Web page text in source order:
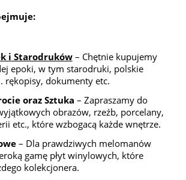
i Starodruków– Chętnie kupujemy
epoki, w tym starodruki, polskie
rękopisy, dokumenty etc.
oraz Sztuka – Zapraszamy do
obrazów, rzeźb, porcelany,
etc., które wzbogacą każde wnętrze.
– Dla prawdziwych melomanów
gamę płyt winylowych, które
kolekcjonera.